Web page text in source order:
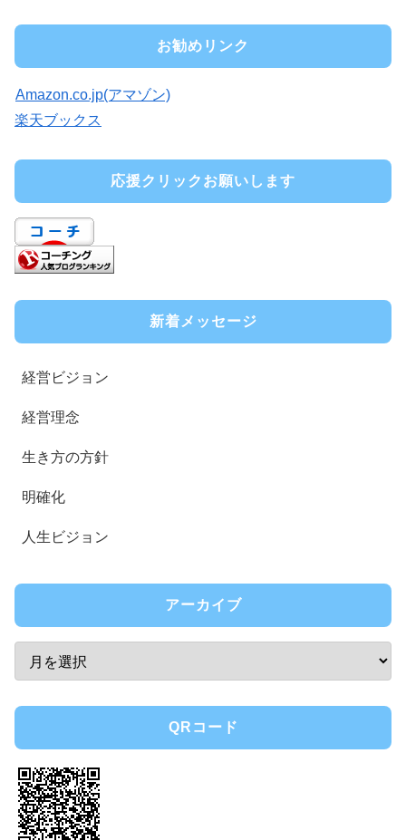
お勧めリンク
Amazon.co.jp(アマゾン)
楽天ブックス
応援クリックお願いします
新着メッセージ
経営ビジョン
経営理念
生き方の方針
明確化
人生ビジョン
アーカイブ
QRコード